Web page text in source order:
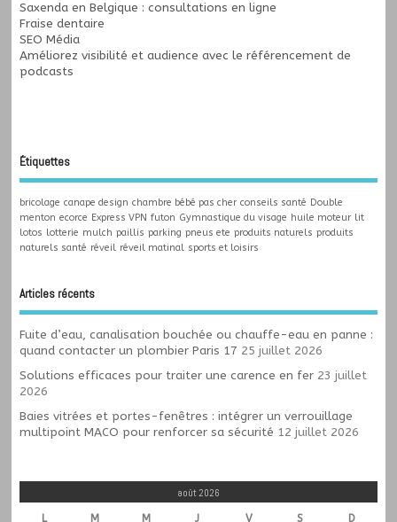
Saxenda en Belgique : consultations en ligne
Fraise dentaire
SEO Média
Améliorez visibilité et audience avec le référencement de
podcasts
Étiquettes
bricolage canape design chambre bébé pas cher conseils santé Double
menton ecorce Express VPN futon Gymnastique du visage huile moteur lit
lotos lotterie mulch paillis parking pneus ete produits naturels produits
naturels santé réveil réveil matinal sports et loisirs
Articles récents
Fuite d’eau, canalisation bouchée ou chauffe-eau en panne :
quand contacter un plombier Paris 17 25 juillet 2026
Solutions efficaces pour traiter une carence en fer 23 juillet
2026
Baies vitrées et portes-fenêtres : intégrer un verrouillage
multipoint MACO pour renforcer sa sécurité 12 juillet 2026
août 2026
L M M J V S D